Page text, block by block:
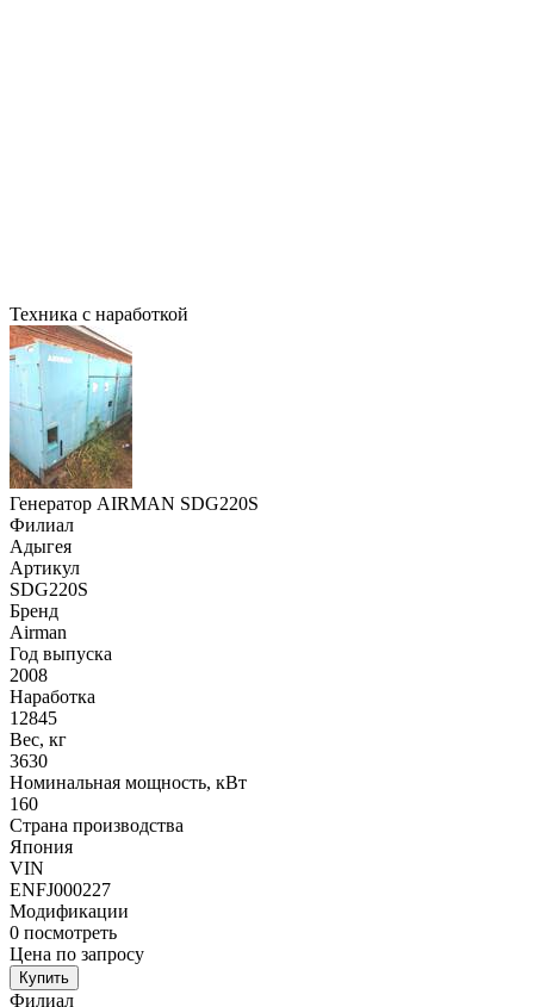
Техника с наработкой
Генератор AIRMAN SDG220S
Филиал
Адыгея
Артикул
SDG220S
Бренд
Airman
Год выпуска
2008
Наработка
12845
Вес, кг
3630
Номинальная мощность, кВт
160
Страна производства
Япония
VIN
ENFJ000227
Модификации
0 посмотреть
Цена по запросу
Купить
Филиал